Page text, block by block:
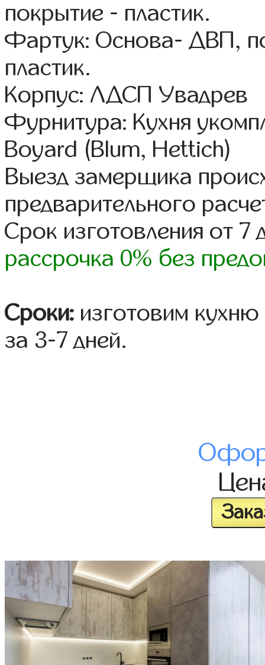
покрытие - пластик.
Фартук: Основа- ДВП,
пластик.
Корпус: ЛДСП Увадрев
Фурнитура: Кухня
Boyard (Blum, Hettich)
Выезд замерщика
предварительного
Срок изготовления от 7
рассрочка 0% без
Сроки: изготовим
за 3-7 дней.